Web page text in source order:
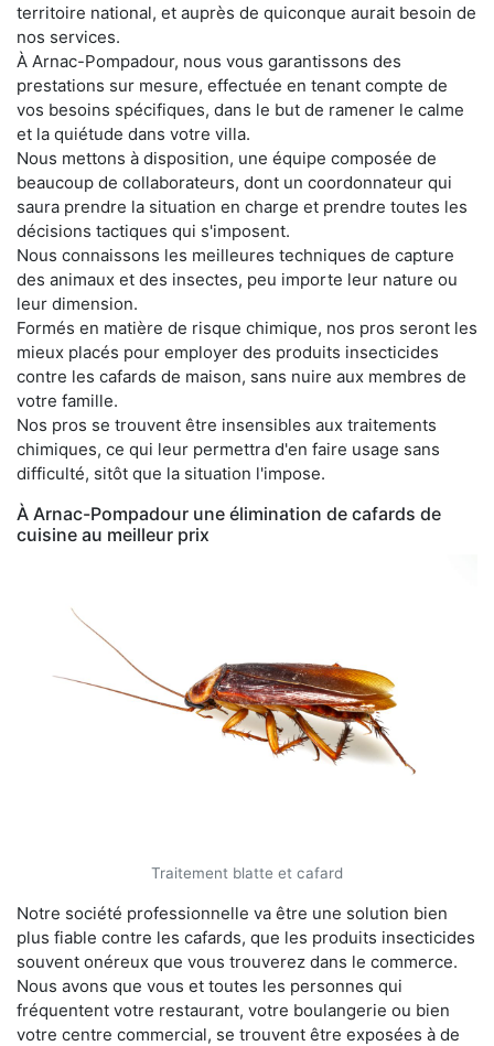
territoire national, et auprès de quiconque aurait besoin de
nos services.
À Arnac-Pompadour, nous vous garantissons des
prestations sur mesure, effectuée en tenant compte de
vos besoins spécifiques, dans le but de ramener le calme
et la quiétude dans votre villa.
Nous mettons à disposition, une équipe composée de
beaucoup de collaborateurs, dont un coordonnateur qui
saura prendre la situation en charge et prendre toutes les
décisions tactiques qui s'imposent.
Nous connaissons les meilleures techniques de capture
des animaux et des insectes, peu importe leur nature ou
leur dimension.
Formés en matière de risque chimique, nos pros seront les
mieux placés pour employer des produits insecticides
contre les cafards de maison, sans nuire aux membres de
votre famille.
Nos pros se trouvent être insensibles aux traitements
chimiques, ce qui leur permettra d'en faire usage sans
difficulté, sitôt que la situation l'impose.
À Arnac-Pompadour une élimination de cafards de
cuisine au meilleur prix
Traitement blatte et cafard
Notre société professionnelle va être une solution bien
plus fiable contre les cafards, que les produits insecticides
souvent onéreux que vous trouverez dans le commerce.
Nous avons que vous et toutes les personnes qui
fréquentent votre restaurant, votre boulangerie ou bien
votre centre commercial, se trouvent être exposées à de